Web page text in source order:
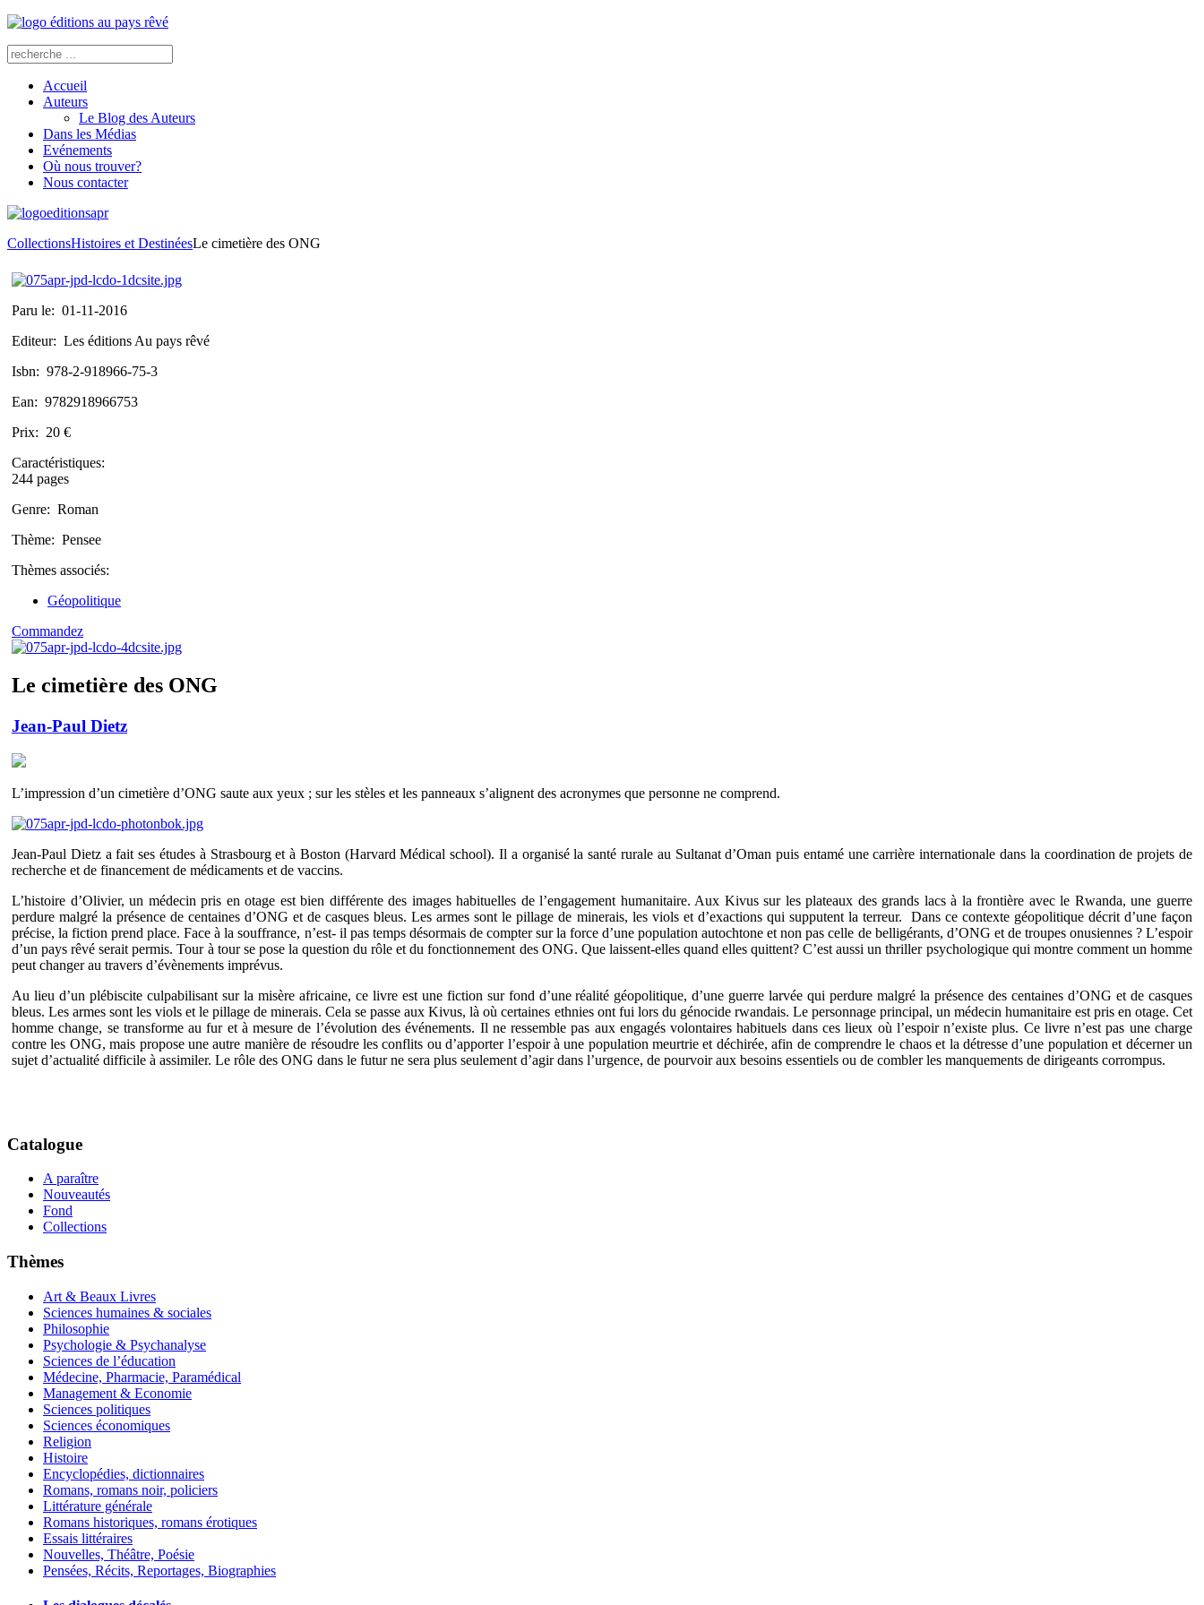
Accueil
Auteurs
Le Blog des Auteurs
Dans les Médias
Evénements
Où nous trouver?
Nous contacter
CollectionsHistoires et DestinéesLe cimetière des ONG
Paru le: 01-11-2016
Editeur: Les éditions Au pays rêvé
Isbn: 978-2-918966-75-3
Ean: 9782918966753
Prix: 20 €
Caractéristiques:
244 pages
Genre: Roman
Thème: Pensee
Thèmes associés:
Géopolitique
Commandez
Le cimetière des ONG
Jean-Paul Dietz
L’impression d’un cimetière d’ONG saute aux yeux ; sur les stèles et les panneaux s’alignent des acronymes que personne ne comprend.
Jean-Paul Dietz a fait ses études à Strasbourg et à Boston (Harvard Médical school). Il a organisé la santé rurale au Sultanat d’Oman puis entamé une carrière internationale dans la coordination de projets de
recherche et de financement de médicaments et de vaccins.
L’histoire d’Olivier, un médecin pris en otage est bien différente des images habituelles de l’engagement humanitaire. Aux Kivus sur les plateaux des grands lacs à la frontière avec le Rwanda, une guerre
perdure malgré la présence de centaines d’ONG et de casques bleus. Les armes sont le pillage de minerais, les viols et d’exactions qui supputent la terreur. Dans ce contexte géopolitique décrit d’une façon
précise, la fiction prend place. Face à la souffrance, n’est- il pas temps désormais de compter sur la force d’une population autochtone et non pas celle de belligérants, d’ONG et de troupes onusiennes ? L’espoir
d’un pays rêvé serait permis. Tour à tour se pose la question du rôle et du fonctionnement des ONG. Que laissent-elles quand elles quittent? C’est aussi un thriller psychologique qui montre comment un homme
peut changer au travers d’évènements imprévus.
Au lieu d’un plébiscite culpabilisant sur la misère africaine, ce livre est une fiction sur fond d’une réalité géopolitique, d’une guerre larvée qui perdure malgré la présence des centaines d’ONG et de casques
bleus. Les armes sont les viols et le pillage de minerais. Cela se passe aux Kivus, là où certaines ethnies ont fui lors du génocide rwandais. Le personnage principal, un médecin humanitaire est pris en otage. Cet
homme change, se transforme au fur et à mesure de l’évolution des événements. Il ne ressemble pas aux engagés volontaires habituels dans ces lieux où l’espoir n’existe plus. Ce livre n’est pas une charge
contre les ONG, mais propose une autre manière de résoudre les conflits ou d’apporter l’espoir à une population meurtrie et déchirée, afin de comprendre le chaos et la détresse d’une population et décerner un
sujet d’actualité difficile à assimiler. Le rôle des ONG dans le futur ne sera plus seulement d’agir dans l’urgence, de pourvoir aux besoins essentiels ou de combler les manquements de dirigeants corrompus.
Catalogue
A paraître
Nouveautés
Fond
Collections
Thèmes
Art & Beaux Livres
Sciences humaines & sociales
Philosophie
Psychologie & Psychanalyse
Sciences de l’éducation
Médecine, Pharmacie, Paramédical
Management & Economie
Sciences politiques
Sciences économiques
Religion
Histoire
Encyclopédies, dictionnaires
Romans, romans noir, policiers
Littérature générale
Romans historiques, romans érotiques
Essais littéraires
Nouvelles, Théâtre, Poésie
Pensées, Récits, Reportages, Biographies